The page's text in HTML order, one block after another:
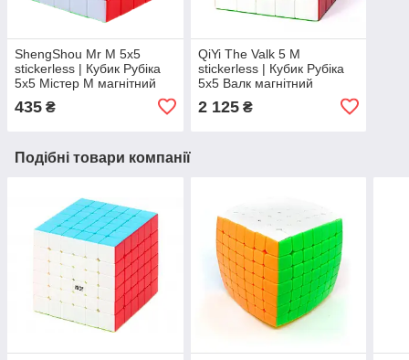
ShengShou Mr M 5x5
stickerless | Кубик Рубіка
5x5 Містер М магнітний
435 ₴
QiYi The Valk 5 M
stickerless | Кубик Рубіка
5x5 Валк магнітний
2 125₴
Подібні товари компанії